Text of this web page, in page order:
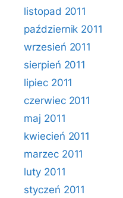
listopad 2011
październik 2011
wrzesień 2011
sierpień 2011
lipiec 2011
czerwiec 2011
maj 2011
kwiecień 2011
marzec 2011
luty 2011
styczeń 2011